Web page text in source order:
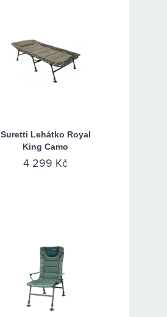
Suretti Lehátko Royal
King Camo
4 299 Kč